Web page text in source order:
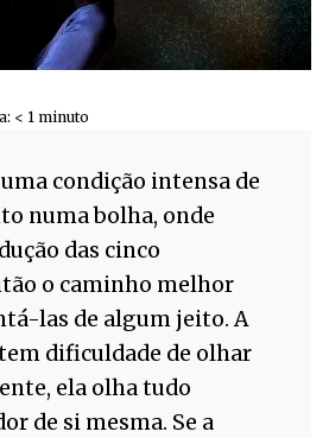
< 1 minuto
uma condição intensa de
numa bolha, onde
das cinco
o caminho melhor
las de algum jeito. A
dificuldade de olhar
ela olha tudo
de si mesma. Se a